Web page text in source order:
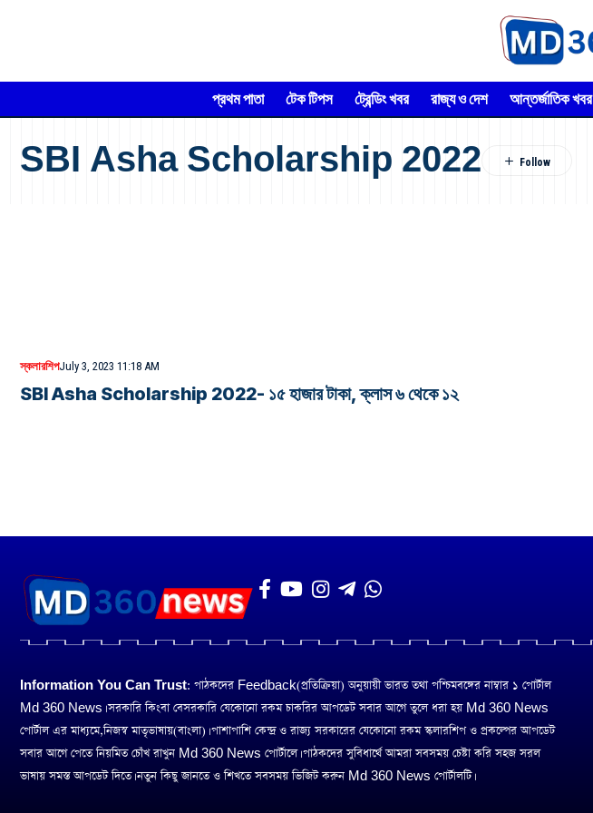
প্রথম পাতা টেক টিপস ট্রেন্ডিং খবর রাজ্য ও দেশ আন্তর্জাতিক খবর
SBI Asha Scholarship 2022
স্কলারশিপJuly 3, 2023 11:18 AM
SBI Asha Scholarship 2022- ১৫ হাজার টাকা, ক্লাস ৬ থেকে ১২
Information You Can Trust: পাঠকদের Feedback(প্রতিক্রিয়া) অনুয়ায়ী ভারত তথা পশ্চিমবঙ্গের নাম্বার ১ পোর্টাল
Md 360 News। সরকারি কিংবা বেসরকারি যেকোনো রকম চাকরির আপডেট সবার আগে তুলে ধরা হয় Md 360 News
পোর্টাল এর মাধ্যমে,নিজস্ব মাতৃভাষায়(বাংলা)। পাশাপাশি কেন্দ্র ও রাজ্য সরকারের যেকোনো রকম স্কলারশিপ ও প্রকল্পের আপডেট
সবার আগে পেতে নিয়মিত চোঁখ রাখুন Md 360 News পোর্টালে। পাঠকদের সুবিধার্থে আমরা সবসময় চেষ্টা করি সহজ সরল
ভাষায় সমস্ত আপডেট দিতে। নতুন কিছু জানতে ও শিখতে সবসময় ভিজিট করুন Md 360 News পোর্টালটি।